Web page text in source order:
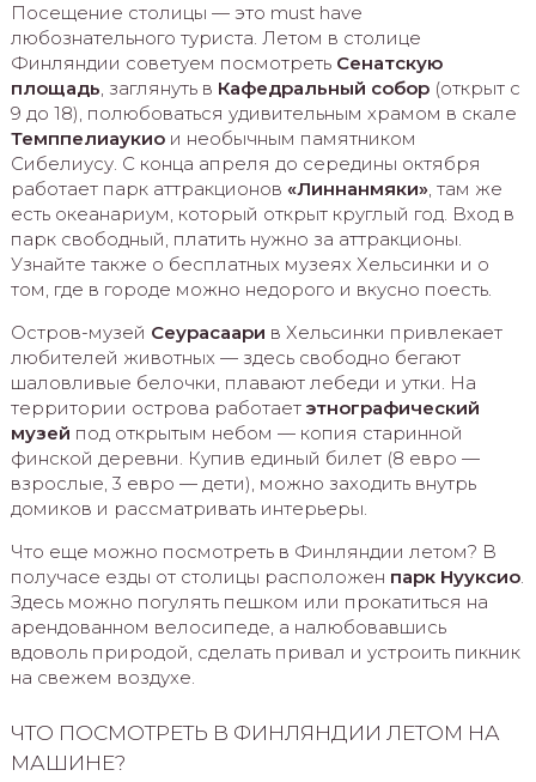
Посещение столицы — это must have
любознательного туриста. Летом в столице
Финляндии советуем посмотреть Сенатскую
площадь, заглянуть в Кафедральный собор(открыт с
9 до 18), полюбоваться удивительным храмом в скале
Темппелиаукиои необычным памятником
Сибелиусу. С конца апреля до середины октября
работает парк аттракционов «Линнанмяки», там же
есть океанариум, который открыт круглый год. Вход в
парк свободный, платить нужно за аттракционы.
Узнайте также о бесплатных музеях Хельсинки и о
том, где в городе можно недорого и вкусно поесть.
Остров-музей Сеурасаари в Хельсинки привлекает
любителей животных — здесь свободно бегают
шаловливые белочки, плавают лебеди и утки. На
территории острова работает этнографический
музей под открытым небом — копия старинной
финской деревни. Купив единый билет (8 евро —
взрослые, 3 евро — дети), можно заходить внутрь
домиков и рассматривать интерьеры.
Что еще можно посмотреть в Финляндии летом? В
получасе езды от столицы расположен парк Нууксио.
Здесь можно погулять пешком или прокатиться на
арендованном велосипеде, а налюбовавшись
вдоволь природой, сделать привал и устроить пикник
на свежем воздухе.
ЧТО ПОСМОТРЕТЬ В ФИНЛЯНДИИ ЛЕТОМ НА
МАШИНЕ?